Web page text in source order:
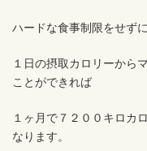
ハードな食事制限をせず
１日の摂取カロリーから
ことができれば
１ヶ月で７２００キロカ
なります。